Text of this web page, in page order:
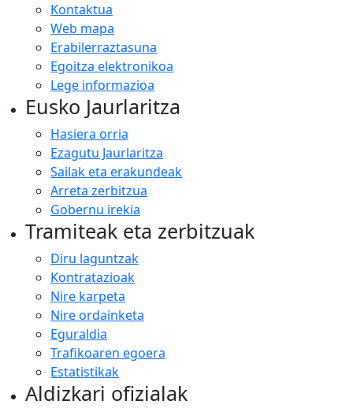
Kontaktua
Web mapa
Erabilerraztasuna
Egoitza elektronikoa
Lege informazioa
Eusko Jaurlaritza
Hasiera orria
Ezagutu Jaurlaritza
Sailak eta erakundeak
Arreta zerbitzua
Gobernu irekia
Tramiteak eta zerbitzuak
Diru laguntzak
Kontratazioak
Nire karpeta
Nire ordainketa
Eguraldia
Trafikoaren egoera
Estatistikak
Aldizkari ofizialak